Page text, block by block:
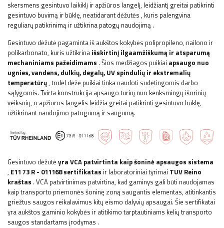
skersmens gesintuvo laikiklį ir apžiūros langelį, leidžiantį greitai patikrinti
gesintuvo buvimą ir būklę, neatidarant dėžutės , kuris palengvina
reguliarų patikrinimą ir užtikrina patogų naudojimą .
Gesintuvo dėžutė pagaminta iš aukštos kokybės polipropileno, nailono ir
polikarbonato, kuris užtikrina išskirtinį ilgaamžiškumą ir atsparumą
mechaniniams pažeidimams . Šios medžiagos puikiai apsaugo nuo
ugnies, vandens, dulkių, degalų, UV spindulių ir ekstremalių
temperatūrų, todėl dėžė puikiai tinka naudoti sudėtingomis darbo
sąlygomis. Tvirta konstrukcija apsaugo turinį nuo kenksmingų išorinių
veiksnių, o apžiūros langelis leidžia greitai patikrinti gesintuvo būklę,
užtikrinant naudojimo patogumą ir saugumą.
Gesintuvo dėžutė yra VCA patvirtinta kaip šoninė apsaugos sistema
, E11 73 R - 011168 sertifikatas ir laboratoriniai tyrimai TUV Reino
kraštas . VCA patvirtinimas patvirtina, kad gaminys gali būti naudojamas
kaip transporto priemonės šoninę zoną saugantis elementas, atitinkantis
griežtus saugos reikalavimus kitų eismo dalyvių apsaugai. Šie sertifikatai
yra aukštos gaminio kokybės ir atitikimo tarptautiniams kelių transporto
saugos standartams įrodymas .